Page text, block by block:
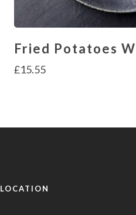
Fried Potatoes
£15.55
LOCATION